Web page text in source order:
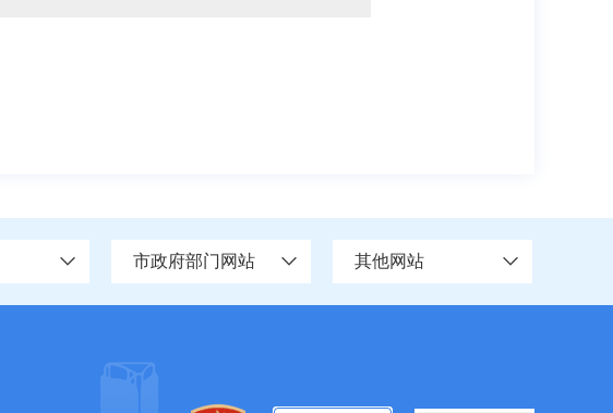
市政府部门网站 其他网站